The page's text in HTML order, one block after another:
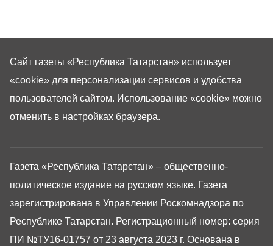
Газета «Республика Татарстан» – общественно-
политическое издание на русском языке. Газета
зарегистрирована в Управлении Роскомнадзора по
Республике Татарстан. Регистрационный номер: серия
ПИ №ТУ16-01757 от 23 августа 2023 г. Основана в
Сайт газеты «Республика Татарстан» использует
«cookie» для персонализации сервисов и удобства
пользователей сайтом. Использование «cookie» можно
отменить в настройках браузера.